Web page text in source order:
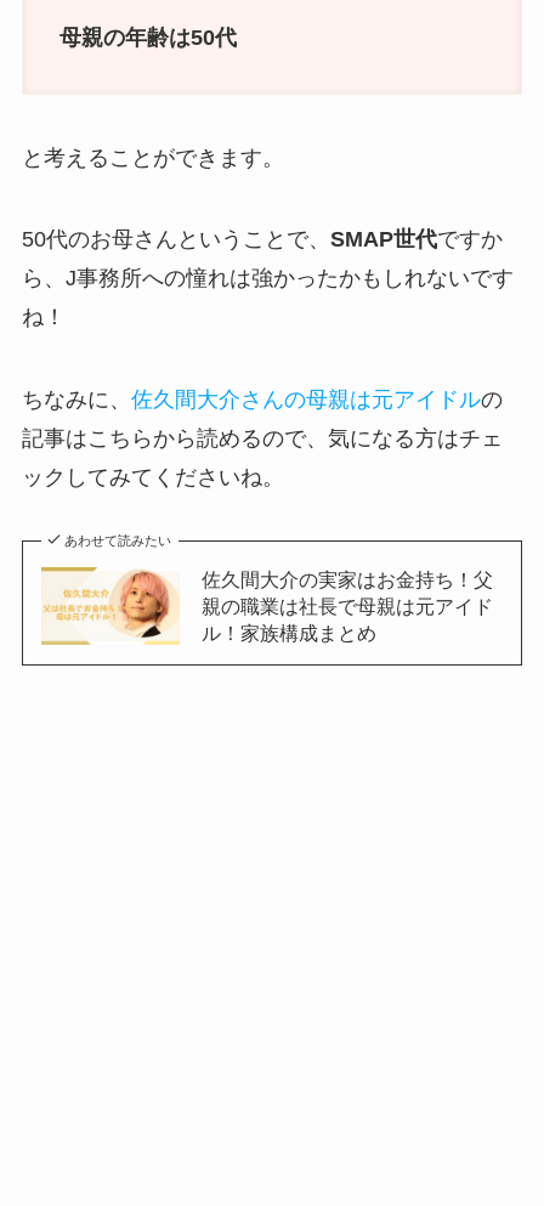
母親の年齢は50代
と考えることができます。
50代のお母さんということで、 SMAP世代ですか
ら、J事務所への憧れは強かったかもしれないです
ね！
ちなみに、 佐久間大介さんの母親は元アイドルの
記事はこちらから読めるので、気になる方はチェ
ックしてみてくださいね。
あわせて読みたい
佐久間大介の実家はお金持ち！父
親の職業は社長で母親は元アイド
ル！家族構成まとめ